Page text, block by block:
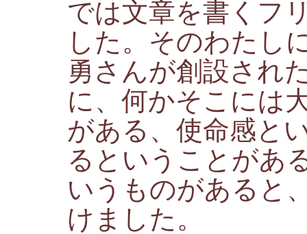
では文章を書くフ
した。そのわたし
勇さんが創設され
に、何かそこには
がある、使命感と
るということがあ
いうものがあると
けました。